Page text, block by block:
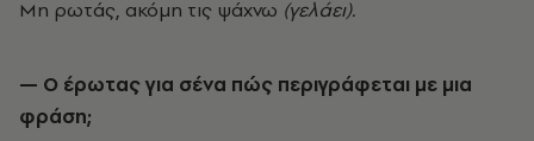
Μη ρωτάς, ακόμη τις ψάχνω (γελάει).
— Ο έρωτας για σένα πώς περιγράφεται με μια
φράση;